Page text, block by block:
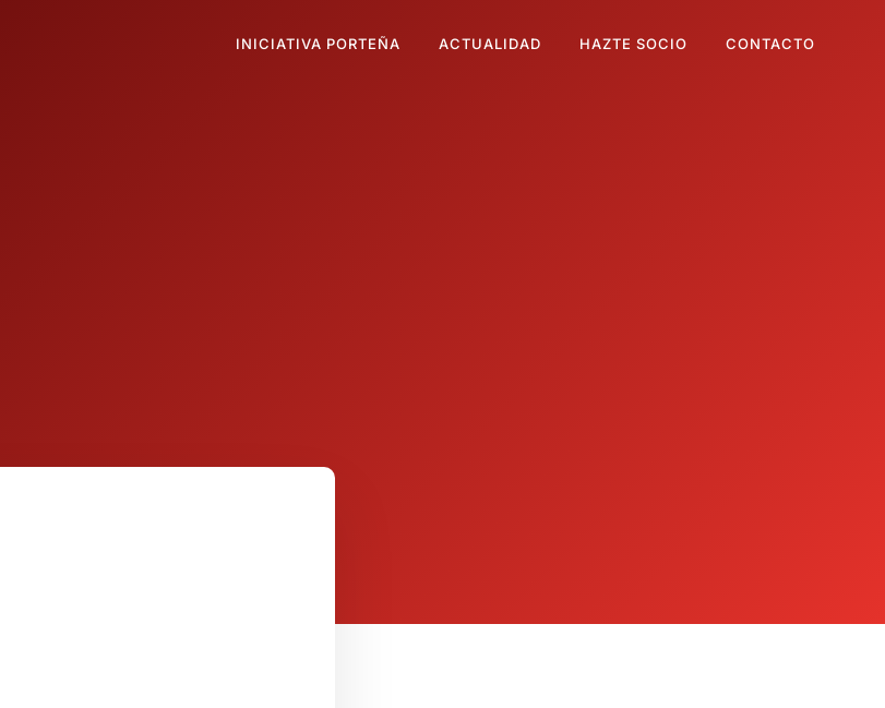
INICIATIVA PORTEÑA ACTUALIDAD HAZTE SOCIO CONTACTO